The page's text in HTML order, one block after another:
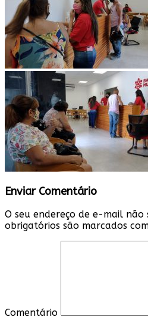
Enviar Comentário
O seu endereço de e-mail não
obrigatórios são marcados
Comentário